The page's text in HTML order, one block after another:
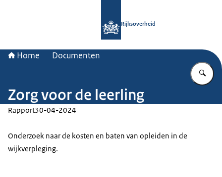
Rijksoverheid
Home Documenten
Zorg voor de leerling
Rapport30-04-2024
Onderzoek naar de kosten en baten van opleiden in de
wijkverpleging.